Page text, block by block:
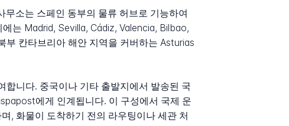
소는 스페인 동부의 물류 허브로 기능하여
는 Madrid, Sevilla, Cádiz, Valencia, Bilbao,
칸타브리아 해안 지역을 커버하는 Asturias
니다. 중국이나 기타 출발지에서 발송된 국
에게 인계됩니다. 이 구성에서 국제 운
, 화물이 도착하기 전의 라우팅이나 세관 처